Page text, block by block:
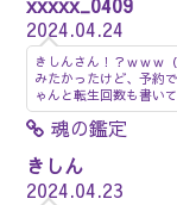
2024.04.24
きしんさん！？ｗｗｗ
みたかったけど、予約
ゃんと転生回数も書い
魂の鑑定
きしん
2024.04.23